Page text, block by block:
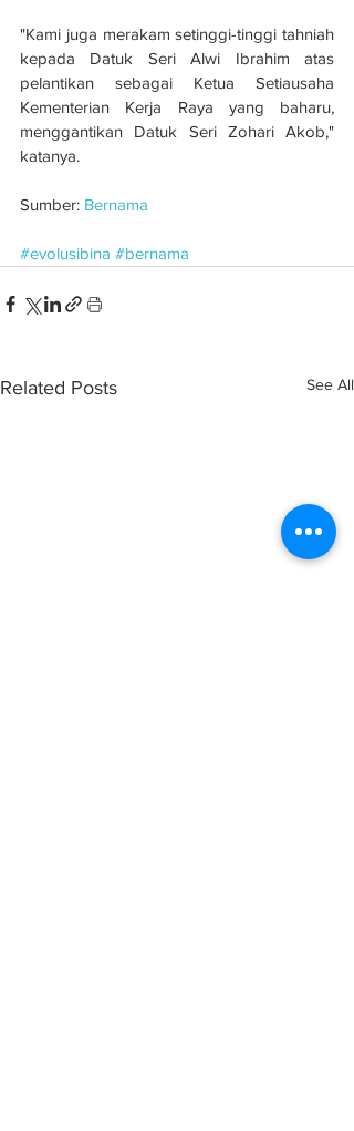
"Kami juga merakam setinggi-tinggi tahniah
kepada Datuk Seri Alwi Ibrahim atas
pelantikan sebagai Ketua Setiausaha
Kementerian Kerja Raya yang baharu,
menggantikan Datuk Seri Zohari Akob,"
katanya.
Sumber: Bernama
#evolusibina #bernama
Related Posts See All